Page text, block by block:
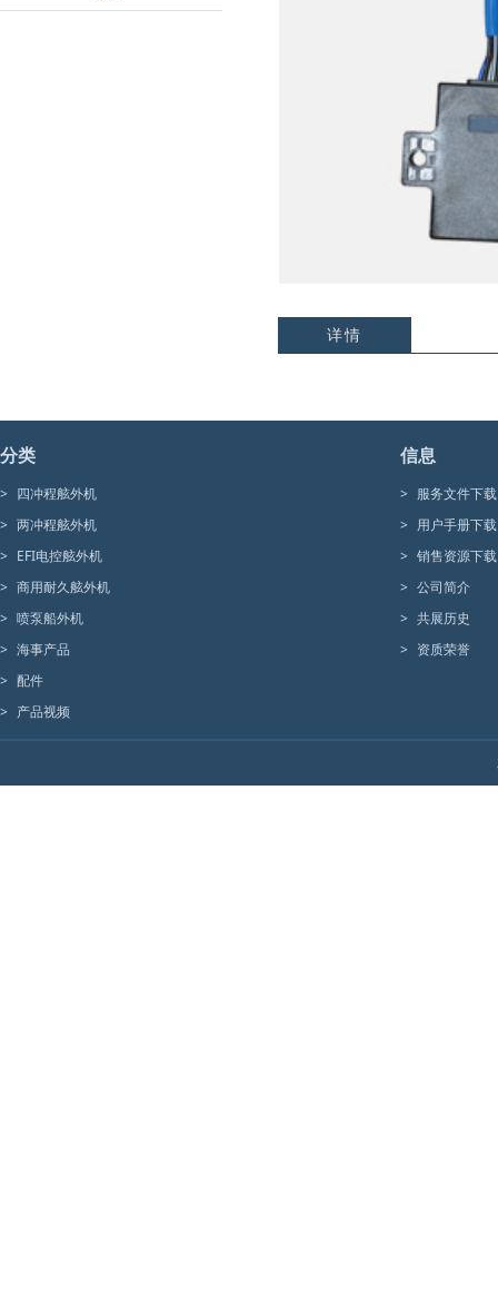
详情
分类
> 四冲程舷外机
> 两冲程舷外机
> EFI电控舷外机
> 商用耐久舷外机
> 喷泵船外机
> 海事产品
> 配件
> 产品视频
信息
> 服务文件下载
> 用户手册下载
> 销售资源下载
> 公司简介
> 共展历史
> 资质荣誉